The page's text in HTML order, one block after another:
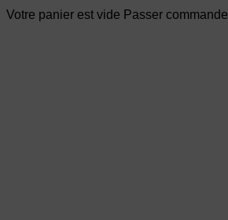
Votre panier est vide Passer commande